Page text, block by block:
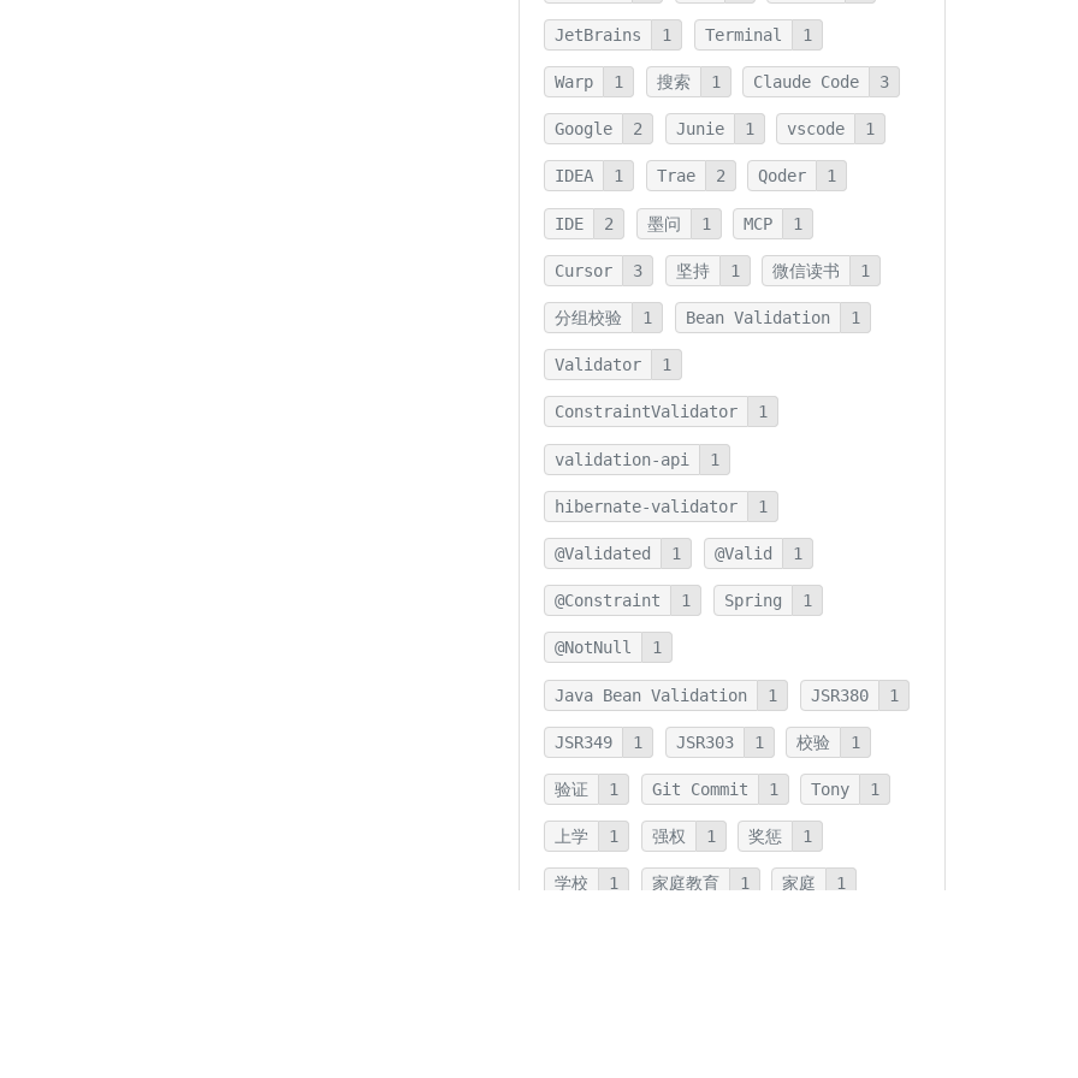
JetBrains 1 Terminal 1
Warp 1 搜索 1 Claude Code 3
Google 2 Junie 1 vscode 1
IDEA 1 Trae 2 Qoder 1
IDE 2 墨问 1 MCP 1
Cursor 3 坚持 1 微信读书 1
分组校验 1 Bean Validation 1
Validator 1
ConstraintValidator 1
validation-api 1
hibernate-validator 1
@Validated 1 @Valid 1
@Constraint 1 Spring 1
@NotNull 1
Java Bean Validation 1 JSR380 1
JSR349 1 JSR303 1 校验 1
验证 1 Git Commit 1 Tony 1
上学 1 强权 1 奖惩 1
学校 1 家庭教育 1 家庭 1